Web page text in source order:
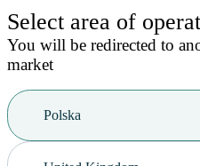
Select area of
You will be redirected to
market
Polska